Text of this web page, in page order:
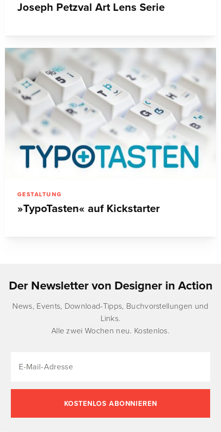
Joseph Petzval Art Lens Serie
GESTALTUNG
»TypoTasten« auf Kickstarter
Der Newsletter von Designer in Action
News, Events, Download-Tipps, Buchvorstellungen und
Links.
Alle zwei Wochen neu. Kostenlos.